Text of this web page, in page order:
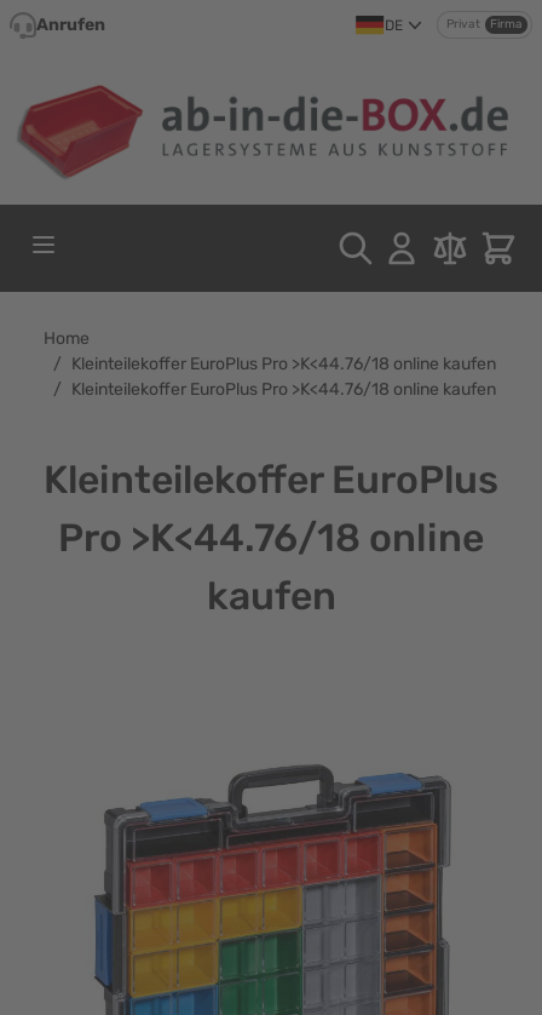
Direkt zum Inhalt
Anrufen DE Privat Firma
Home
/ Kleinteilekoffer EuroPlus Pro >K<44.76/18 online kaufen
/ Kleinteilekoffer EuroPlus Pro >K<44.76/18 online kaufen
Kleinteilekoffer EuroPlus
Pro >K<44.76/18 online
kaufen